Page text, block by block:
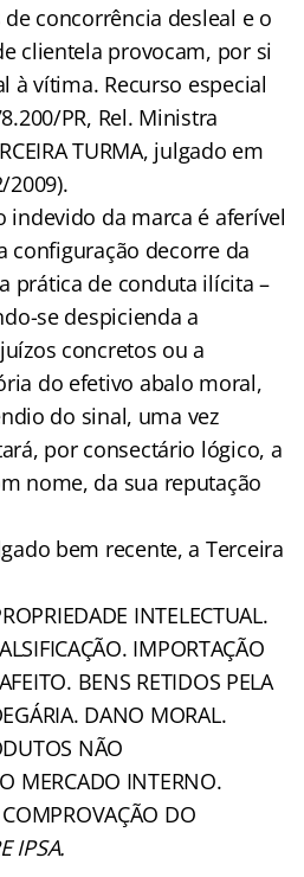
concorrência desleal e o
clientela provocam, por si
à vítima. Recurso especial
PR, Rel. Ministra
TURMA, julgado em
2009).
indevido da marca é aferível
configuração decorre da
prática de conduta ilícita –
se despicienda a
concretos ou a
do efetivo abalo moral,
do sinal, uma vez
por consectário lógico, a
nome, da sua reputação
bem recente, a Terceira
INTELECTUAL.
IMPORTAÇÃO
BENS RETIDOS PELA
DANO MORAL.
NÃO
MERCADO INTERNO.
DO
IPSA.